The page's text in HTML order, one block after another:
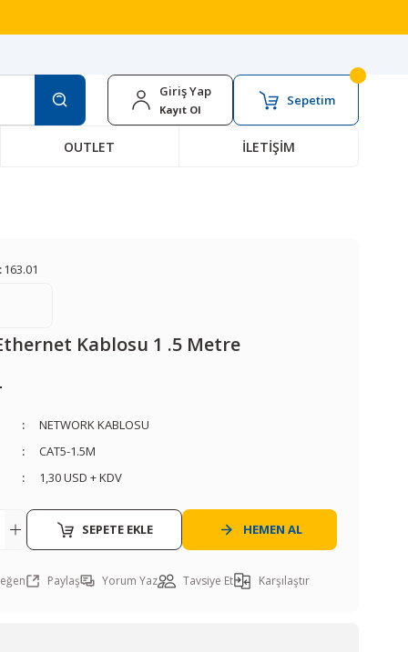
Giriş Yap
Kayıt Ol
Sepetim
OUTLET İLETİŞİM
163.01
Kablosu 1 .5 Metre
NETWORK KABLOSU
CAT5-1.5M
1,30 USD + KDV
SEPETE EKLE HEMEN AL
Paylaş Yorum Yaz Tavsiye Et Karşılaştır